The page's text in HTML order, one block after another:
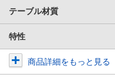
テーブル材質
特性
商品詳細をもっと見る